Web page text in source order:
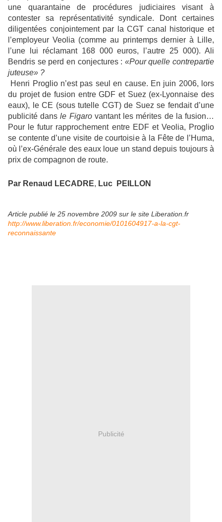
une quarantaine de procédures judiciaires visant à
contester sa représentativité syndicale. Dont certaines
diligentées conjointement par la CGT canal historique et
l’employeur Veolia (comme au printemps dernier à Lille,
l’une lui réclamant 168 000 euros, l’autre 25 000). Ali
Bendris se perd en conjectures : «Pour quelle contrepartie
juteuse» ?
Henri Proglio n’est pas seul en cause. En juin 2006, lors
du projet de fusion entre GDF et Suez (ex-Lyonnaise des
eaux), le CE (sous tutelle CGT) de Suez se fendait d’une
publicité dansle Figarovantant les mérites de la fusion…
Pour le futur rapprochement entre EDF et Veolia, Proglio
se contente d’une visite de courtoisie à la Fête de l’Huma,
où l’ex-Générale des eaux loue un stand depuis toujours à
prix de compagnon de route.
Par Renaud LECADRE, Luc PEILLON
Article publié le 25 novembre 2009 sur le site Liberation.fr
http://www.liberation.fr/economie/0101604917-a-la-cgt-
reconnaissante
Publicité